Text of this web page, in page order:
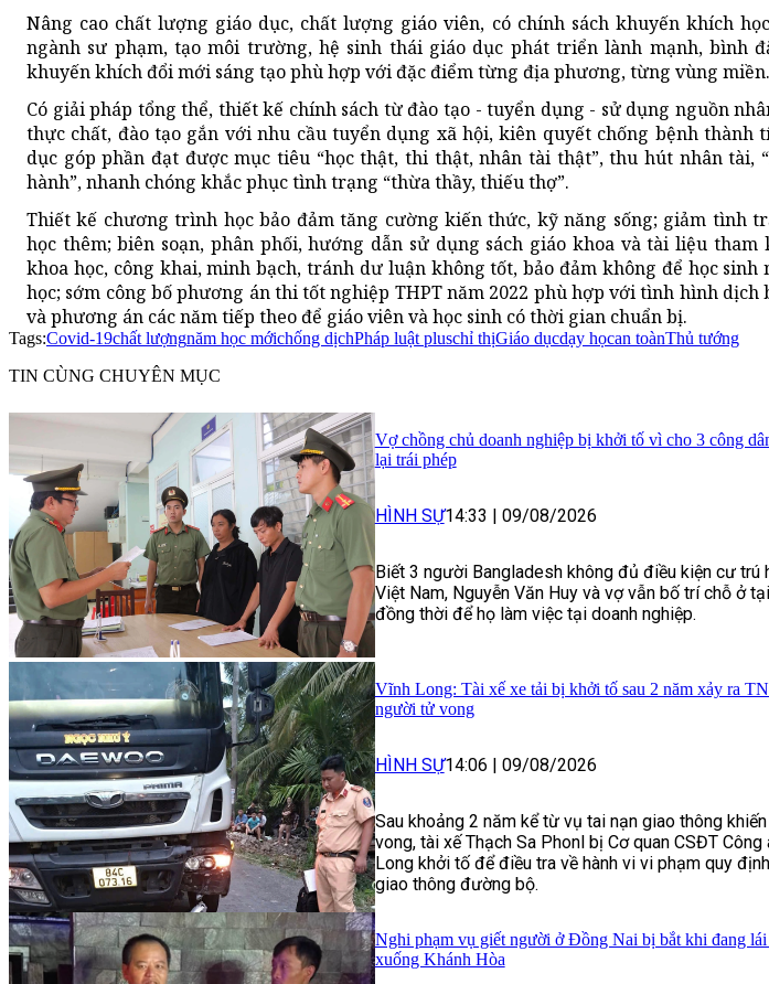
Nâng cao chất lượng giáo dục, chất lượng giáo viên, có chính sách khuyến khích
ngành sư phạm, tạo môi trường, hệ sinh thái giáo dục phát triển lành mạnh, bình
khuyến khích đổi mới sáng tạo phù hợp với đặc điểm từng địa phương, từng vùng miền.
Có giải pháp tổng thể, thiết kế chính sách từ đào tạo - tuyển dụng - sử dụng nguồn
thực chất, đào tạo gắn với nhu cầu tuyển dụng xã hội, kiên quyết chống bệnh thành
dục góp phần đạt được mục tiêu “học thật, thi thật, nhân tài thật”, thu hút nhân tài,
hành”, nhanh chóng khắc phục tình trạng “thừa thầy, thiếu thợ”.
Thiết kế chương trình học bảo đảm tăng cường kiến thức, kỹ năng sống; giảm tình
học thêm; biên soạn, phân phối, hướng dẫn sử dụng sách giáo khoa và tài liệu tham
khoa học, công khai, minh bạch, tránh dư luận không tốt, bảo đảm không để học sinh
học; sớm công bố phương án thi tốt nghiệp THPT năm 2022 phù hợp với tình hình dịch
và phương án các năm tiếp theo để giáo viên và học sinh có thời gian chuẩn bị.
Tags:Covid-19chất lượngnăm học mớichống dịchPháp luật pluschỉ thịGiáo dụcdạy họcan toànThủ tướng
TIN CÙNG CHUYÊN MỤC
Vợ chồng chủ doanh nghiệp bị khởi tố vì cho 3 công
lại trái phép
HÌNH SỰ14:33 09/08/2026
Biết 3 người Bangladesh không đủ điều kiện cư trú
Việt Nam, Nguyễn Văn Huy và vợ vẫn bố trí chỗ ở
đồng thời để họ làm việc tại doanh nghiệp.
Vĩnh Long: Tài xế xe tải bị khởi tố sau 2 năm xảy ra
người tử vong
HÌNH SỰ14:06 | 09/08/2026
Sau khoảng 2 năm kể từ vụ tai nạn giao thông
vong, tài xế Thạch Sa Phonl bị Cơ quan CSĐT Công
Long khởi tố để điều tra về hành vi vi phạm quy
giao thông đường bộ.
Nghi phạm vụ giết người ở Đồng Nai bị bắt khi đang lái
xuống Khánh Hòa